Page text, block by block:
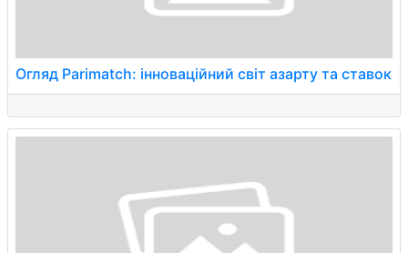
Огляд Parimatch: інноваційний світ азарту та ставок